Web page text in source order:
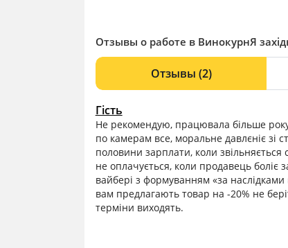
Отзывы о работе в ВинокурнЯ
Отзывы (2)
Гість
Не рекомендую, працювала більше
по камерам все, моральне давлєніє зі
половини зарплати, коли
не оплачується, коли продавець боліє
вайбері з формуванням «за
вам предлагають товар на -20% не
терміни виходять.